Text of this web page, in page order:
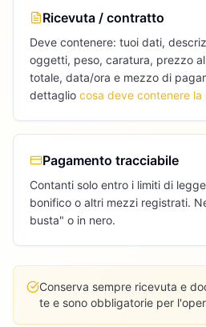
Ricevuta / contratto
Deve contenere: tuoi dati,
oggetti, peso, caratura, prezzo
totale, data/ora e mezzo di
dettaglio cosa deve contenere la
Pagamento tracciabile
Contanti solo entro i limiti di
bonifico o altri mezzi registrati.
busta" o in nero.
Conserva sempre ricevuta e
te e sono obbligatorie per